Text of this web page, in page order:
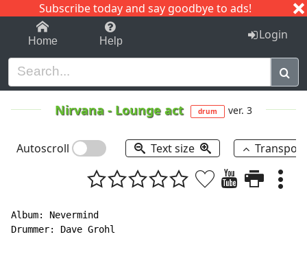
Subscribe today and say goodbye to ads!
1-9 C I J
Home Help Login
Nirvana - Lounge act drum ver. 3
Autoscroll Text size
Album: Nevermind
Drummer: Dave Grohl